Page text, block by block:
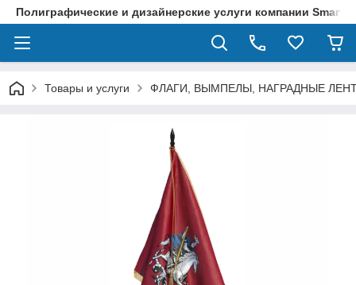
Полиграфические и дизайнерские услуги компании
Товары и услуги ФЛАГИ, ВЫМПЕЛЫ, НАГРАДНЫЕ